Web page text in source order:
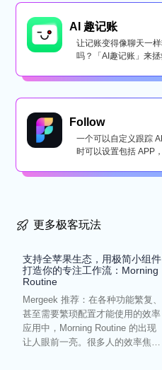
AI 趣记账
让记账变得像聊天一
吗？「AI趣记账」来
Follow
一个可以自定义跟踪
时可以设置包括 APP
更多极客玩法
支持全苹果生态，用极简小组件
打造你的专注工作流：Morning
Routine
Mergeek 推荐：在各种功能繁复、
甚至需要繁琐配置才能使用的效率
应用中，Morning Routine 的出现
让人眼前一亮。很多人的效率焦